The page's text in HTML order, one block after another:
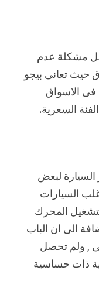
مشكلة عدم
حيث تعانى بيجو
فى الاسواق
السعرية.
هو افتقار السيارة لبعض
السيارات
لتشغيل المحرك
الى ان الباب
, ولم تحصل
ذات حساسية